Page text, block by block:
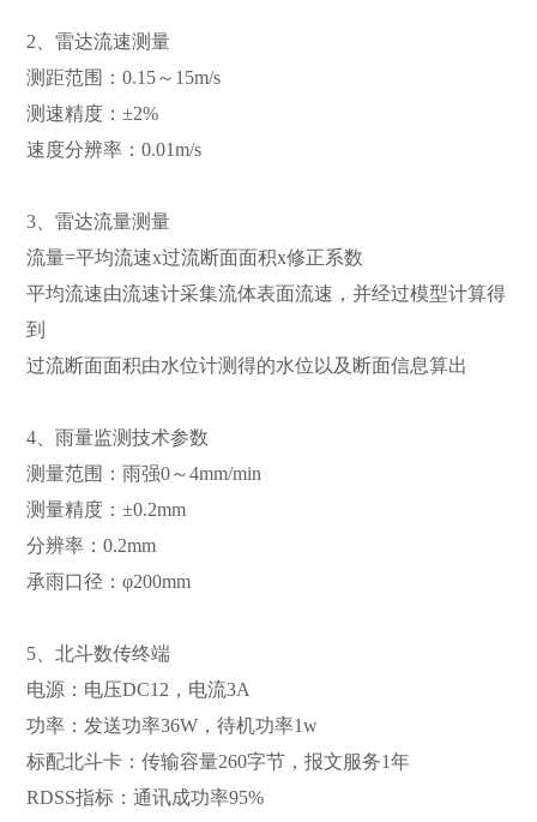
2、雷达流速测量
测距范围：0.15～15m/s
测速精度：±2%
速度分辨率：0.01m/s
3、雷达流量测量
流量=平均流速x过流断面面积x修正系数
平均流速由流速计采集流体表面流速，并经过模型计算得
到
过流断面面积由水位计测得的水位以及断面信息算出
4、雨量监测技术参数
测量范围：雨强0～4mm/min
测量精度：±0.2mm
分辨率：0.2mm
承雨口径：φ200mm
5、北斗数传终端
电源：电压DC12，电流3A
功率：发送功率36W，待机功率1w
标配北斗卡：传输容量260字节，报文服务1年
RDSS指标：通讯成功率95%